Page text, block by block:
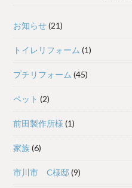
お知らせ(21)
トイレリフォーム (1)
プチリフォーム (45)
ペット (2)
前田製作所様 (1)
家族(6)
市川市 C様邸 (9)